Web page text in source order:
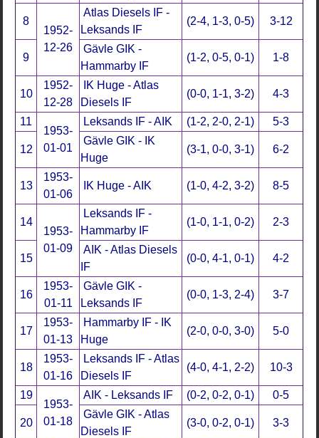
8
1952-
12-26
Atlas Diesels IF -
Leksands IF
(2-4, 1-3, 0-5) 3-12
9
Gävle GIK -
Hammarby IF
(1-2, 0-5, 0-1) 1-8
10
1952-
12-28
IK Huge - Atlas
Diesels IF
(0-0, 1-1, 3-2) 4-3
11
1953-
01-01
Leksands IF - AIK (1-2, 2-0, 2-1) 5-3
12
Gävle GIK - IK
Huge
(3-1, 0-0, 3-1) 6-2
13
1953-
01-06
IK Huge - AIK (1-0, 4-2, 3-2) 8-5
14
1953-
01-09
Leksands IF -
Hammarby IF
(1-0, 1-1, 0-2) 2-3
15
AIK - Atlas Diesels
IF
(0-0, 4-1, 0-1) 4-2
16
1953-
01-11
Gävle GIK -
Leksands IF
(0-0, 1-3, 2-4) 3-7
17
1953-
01-13
Hammarby IF - IK
Huge
(2-0, 0-0, 3-0) 5-0
18
1953-
01-16
Leksands IF - Atlas
Diesels IF
(4-0, 4-1, 2-2) 10-3
19
1953-
01-18
AIK - Leksands IF (0-2, 0-2, 0-1) 0-5
20
Gävle GIK - Atlas
Diesels IF
(3-0, 0-2, 0-1) 3-3